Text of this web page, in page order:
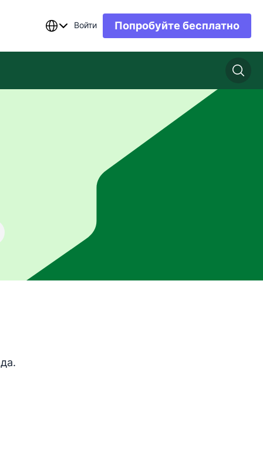
Войти Попробуйте бесплатно
перевода и не был проверен